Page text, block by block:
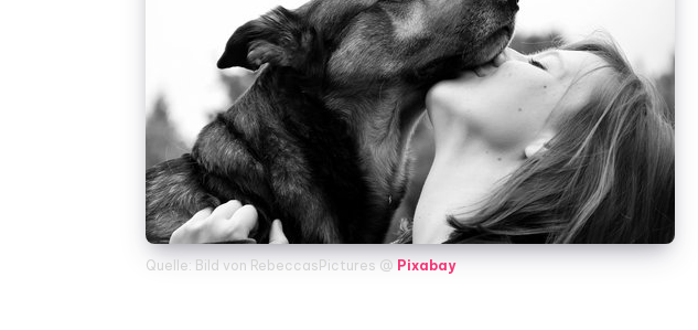
Quelle: Bild von RebeccasPictures @ Pixabay